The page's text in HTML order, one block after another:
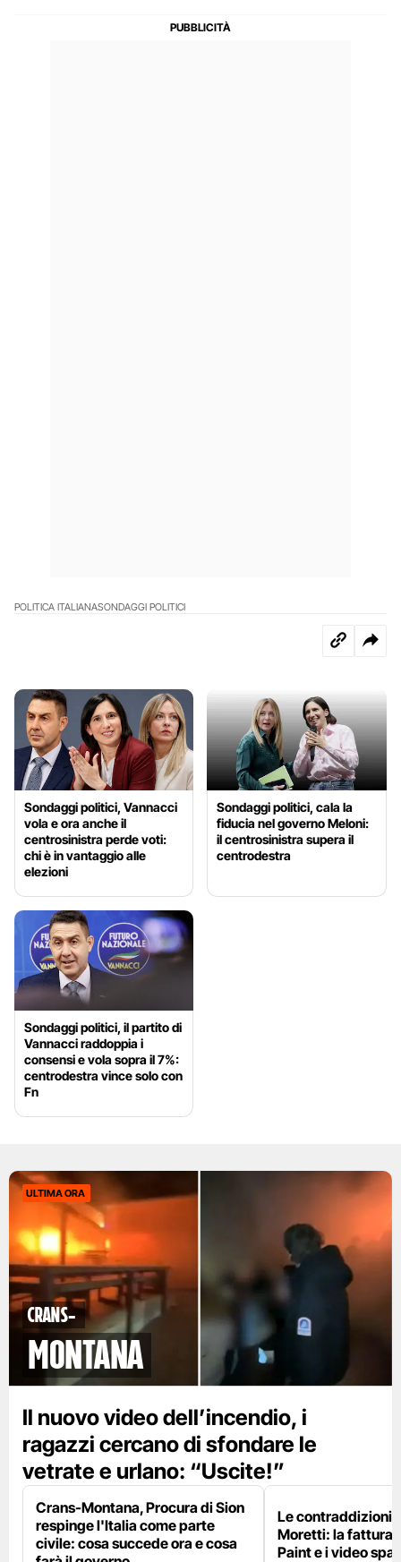
POLITICA ITALIANASONDAGGI POLITICI
Sondaggi politici, Vannacci
vola e ora anche il
centrosinistra perde voti:
chi è in vantaggio alle
elezioni
Sondaggi politici, cala la
fiducia nel governo Meloni:
il centrosinistra supera il
centrodestra
Sondaggi politici, il partito di
Vannacci raddoppia i
consensi e vola sopra il 7%:
centrodestra vince solo con
Fn
ULTIMA ORA
Crans-
Montana
Il nuovo video dell’incendio, i
ragazzi cercano di sfondare le
vetrate e urlano: “Uscite!”
Crans-Montana, Procura di Sion
respinge l'Italia come parte
civile: cosa succede ora e cosa
Le contraddizioni
Moretti: la fattura
Paint e i video